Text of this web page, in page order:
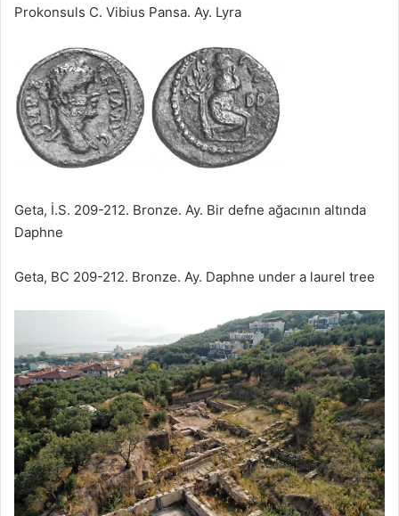
Prokonsuls C. Vibius Pansa. Ay. Lyra
Geta, İ.S. 209-212. Bronze. Ay. Bir defne ağacının altında
Daphne
Geta, BC 209-212. Bronze. Ay. Daphne under a laurel tree